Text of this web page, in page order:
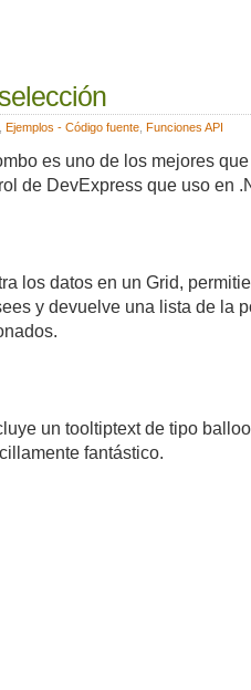
Ejemplos - Código fuente, Funciones API
es uno de los mejores
de DevExpress que uso en
los datos en un Grid,
y devuelve una lista de la
un tooltiptext de tipo
fantástico.